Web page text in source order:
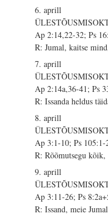
6. aprill
Ap 2:14,22-32; Ps
R: Jumal, kaitse
7. aprill
Ap 2:14a,36-41; Ps
R: Issanda heldus
8. aprill
Ap 3:1-10; Ps
R: Rõõmutsegu kõik,
9. aprill
Ap 3:11-26; Ps
R: Issand, meie